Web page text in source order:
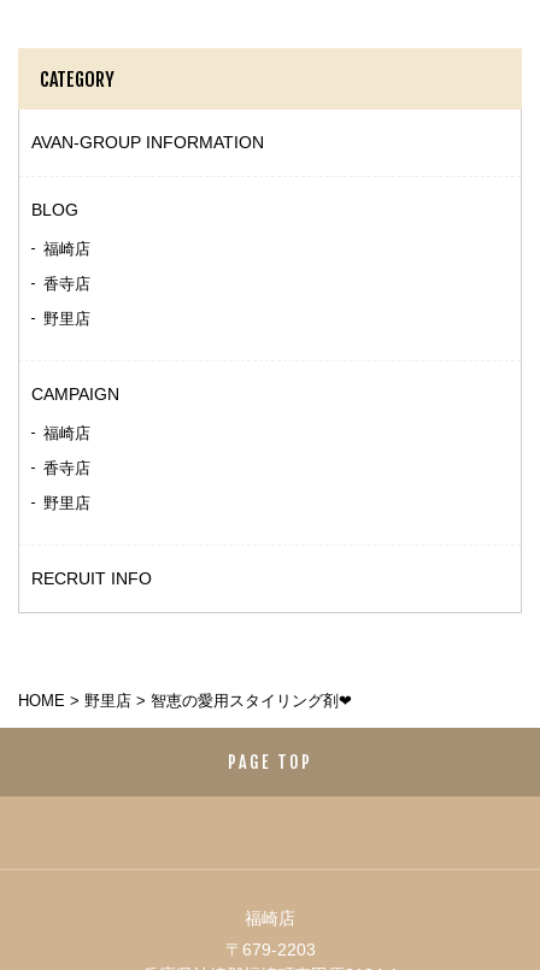
CATEGORY
AVAN-GROUP INFORMATION
BLOG
福崎店
香寺店
野里店
CAMPAIGN
福崎店
香寺店
野里店
RECRUIT INFO
HOME > 野里店 > 智恵の愛用スタイリング剤❤
PAGE TOP
福崎店
〒679-2203